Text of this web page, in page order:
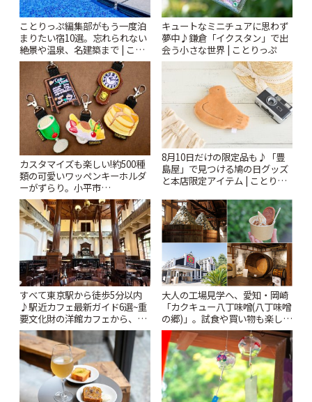
ことりっぷ編集部がもう一度泊
まりたい宿10選。忘れられない
絶景や温泉、名建築まで | こと
りっぷ
キュートなミニチュアに思わず
夢中♪鎌倉「イクスタン」で出
会う小さな世界 | ことりっぷ
カスタマイズも楽しい!約500種
類の可愛いワッペンキーホルダ
ーがずらり。小平市
「Kimamaya T&K」 | ことりっ
ぷ
8月10日だけの限定品も♪「豊
島屋」で見つける鳩の日グッズ
と本店限定アイテム | ことりっ
すべて東京駅から徒歩5分以内
♪駅近カフェ最新ガイド6選~重
要文化財の洋館カフェから、改
札すぐのレトロ喫茶まで~ | こと
りっぷ
大人の工場見学へ、愛知・岡崎
「カクキュー八丁味噌(八丁味噌
の郷)」。試食や買い物も楽しみ
♪ | ことりっぷ